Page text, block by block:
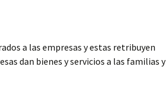
a las empresas y estas retribuyen
dan bienes y servicios a las familias y